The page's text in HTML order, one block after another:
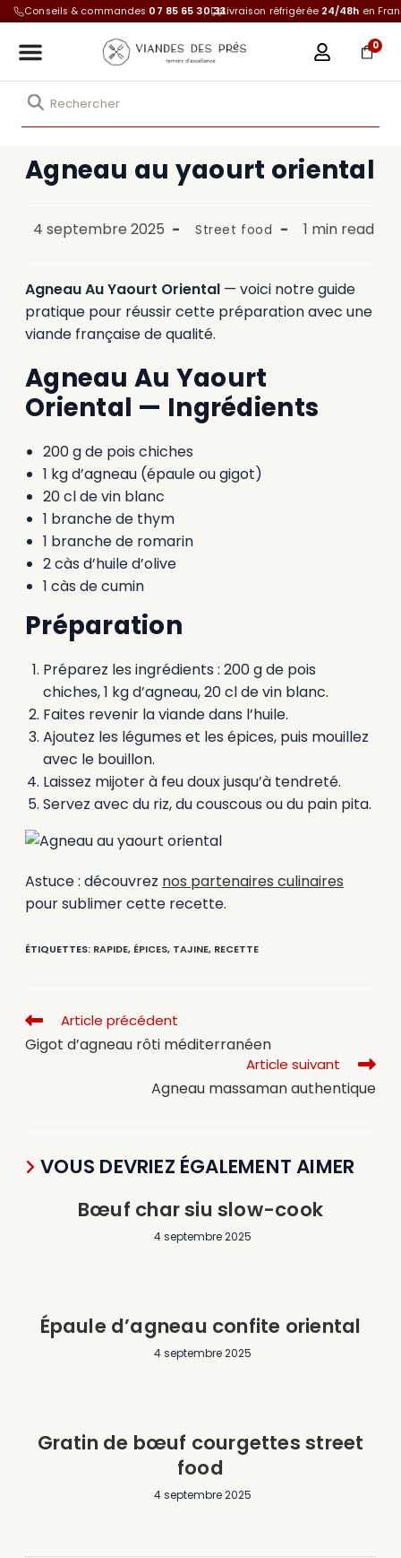
Conseils & commandes 07 85 65 30 33Livraison réfrigérée 24/48h en
0
Agneau au yaourt oriental
4 septembre 2025 Street food 1 min read
Agneau Au Yaourt Oriental — voici notre guide
pratique pour réussir cette préparation avec une
viande française de qualité.
Agneau Au Yaourt
Oriental — Ingrédients
200 g de pois chiches
1 kg d’agneau (épaule ou gigot)
20 cl de vin blanc
1 branche de thym
1 branche de romarin
2 càs d’huile d’olive
1 càs de cumin
Préparation
Préparez les ingrédients : 200 g de pois
chiches, 1 kg d’agneau, 20 cl de vin blanc.
Faites revenir la viande dans l’huile.
Ajoutez les légumes et les épices, puis mouillez
avec le bouillon.
Laissez mijoter à feu doux jusqu’à tendreté.
Servez avec du riz, du couscous ou du pain pita.
Astuce : découvrez nos partenaires culinaires
pour sublimer cette recette.
ÉTIQUETTES: RAPIDE, ÉPICES, TAJINE, RECETTE
Article précédent
Gigot d’agneau rôti méditerranéen
Article suivant
Agneau massaman authentique
VOUS DEVRIEZ ÉGALEMENT AIMER
Bœuf char siu slow-cook
4 septembre 2025
Épaule d’agneau confite oriental
4 septembre 2025
Gratin de bœuf courgettes street
food
4 septembre 2025